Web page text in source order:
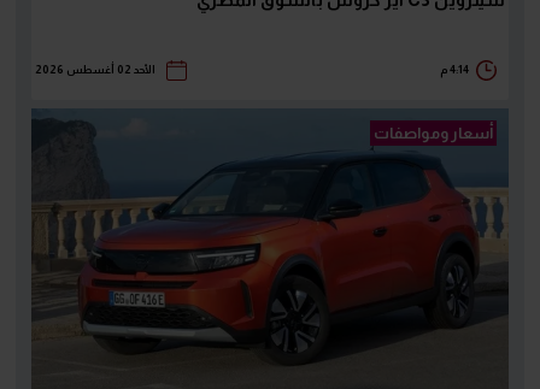
4:14 م الأحد 02 أغسطس 2026
أسعار ومواصفات